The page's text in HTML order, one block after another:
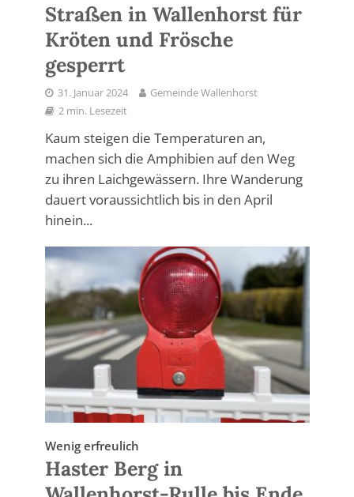
Straßen in Wallenhorst für
Kröten und Frösche
gesperrt
31. Januar 2024
Gemeinde Wallenhorst
2 min. Lesezeit
Kaum steigen die Temperaturen an,
machen sich die Amphibien auf den Weg
zu ihren Laichgewässern. Ihre Wanderung
dauert voraussichtlich bis in den April
hinein...
Wenig erfreulich
Haster Berg in